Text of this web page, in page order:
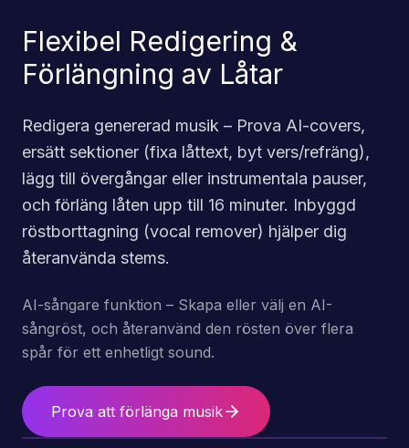
Flexibel Redigering &
Förlängning av Låtar
Redigera genererad musik – Prova AI-covers,
ersätt sektioner (fixa låttext, byt vers/refräng),
lägg till övergångar eller instrumentala pauser,
och förläng låten upp till 16 minuter. Inbyggd
röstborttagning (vocal remover) hjälper dig
återanvända stems.
AI-sångare funktion – Skapa eller välj en AI-
sångröst, och återanvänd den rösten över flera
spår för ett enhetligt sound.
Prova att förlänga musik